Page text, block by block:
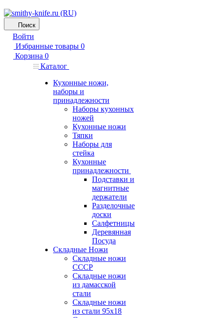
Поиск
Войти
Избранные товары 0
Корзина 0
Каталог
Кухонные ножи,
наборы и
принадлежности
Наборы кухонных
ножей
Кухонные ножи
Тяпки
Наборы для
стейка
Кухонные
принадлежности
Подставки и
магнитные
держатели
Разделочные
доски
Салфетницы
Деревянная
Посуда
Складные Ножи
Cкладные ножи
СССР
Складные ножи
из дамасской
стали
Складные ножи
из стали 95х18